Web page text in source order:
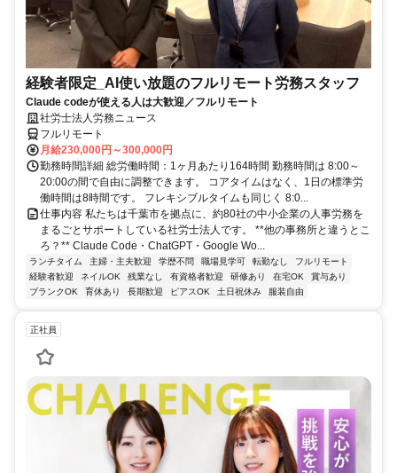
経験者限定_AI使い放題のフルリモート労務スタッフ
Claude codeが使える人は大歓迎／フルリモート
社労士法人労務ニュース
フルリモート
月給230,000円～300,000円
勤務時間詳細 総労働時間：1ヶ月あたり164時間 勤務時間は 8:00～
20:00の間で自由に調整できます。 コアタイムはなく、1日の標準労
働時間は8時間です。 フレキシブルタイムも同じく 8:0...
仕事内容 私たちは千葉市を拠点に、約80社の中小企業の人事労務を
まるごとサポートしている社労士法人です。 **他の事務所と違うとこ
ろ？** Claude Code・ChatGPT・Google Wo...
ランチタイム 主婦・主夫歓迎 学歴不問 職場見学可 転勤なし
フルリモート
経験者歓迎
ネイルOK 残業なし 有資格者歓迎 研修あり 在宅OK
賞与あり
ブランクOK
育休あり 長期歓迎 ピアスOK 土日祝休み 服装自由
正社員